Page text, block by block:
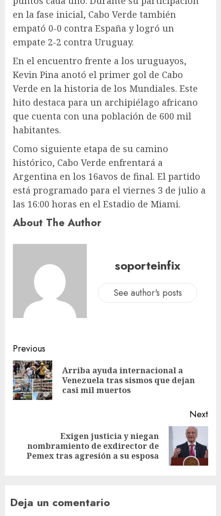
en la fase inicial, Cabo Verde también
empató 0-0 contra España y logró un
empate 2-2 contra Uruguay.
En el encuentro frente a los uruguayos,
Kevin Pina anotó el primer gol de Cabo
Verde en la historia de los Mundiales. Este
hito destaca para un archipiélago africano
que cuenta con una población de 600 mil
habitantes.
Como siguiente etapa de su camino
histórico, Cabo Verde enfrentará a
Argentina en los 16avos de final. El partido
está programado para el viernes 3 de julio a
las 16:00 horas en el Estadio de Miami.
About The Author
soporteinfix
See author's posts
Previous
Arriba ayuda internacional a
Venezuela tras sismos que dejan
casi mil muertos
Next
Exigen justicia y niegan
nombramiento de exdirector de
Pemex tras agresión a su esposa
Deja un comentario